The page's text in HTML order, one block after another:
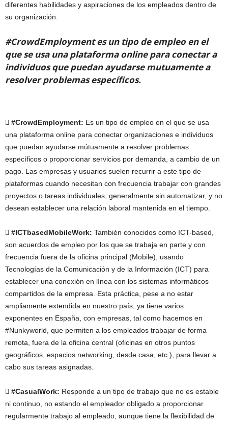
diferentes habilidades y aspiraciones de los empleados dentro de
su organización.
#CrowdEmployment es un tipo de empleo en el
que se usa una plataforma online para conectar a
individuos que puedan ayudarse mutuamente a
resolver problemas específicos.
 #CrowdEmployment: Es un tipo de empleo en el que se usa
una plataforma online para conectar organizaciones e individuos
que puedan ayudarse mútuamente a resolver problemas
específicos o proporcionar servicios por demanda, a cambio de un
pago. Las empresas y usuarios suelen recurrir a este tipo de
plataformas cuando necesitan con frecuencia trabajar con grandes
proyectos o tareas individuales, generalmente sin automatizar, y no
desean establecer una relación laboral mantenida en el tiempo.
 #ICTbasedMobileWork: También conocidos como ICT-based,
son acuerdos de empleo por los que se trabaja en parte y con
frecuencia fuera de la oficina principal (Mobile), usando
Tecnologías de la Comunicación y de la Información (ICT) para
establecer una conexión en línea con los sistemas informáticos
compartidos de la empresa. Esta práctica, pese a no estar
ampliamente extendida en nuestro país, ya tiene varios
exponentes en España, con empresas, tal como hacemos en
#Nunkyworld, que permiten a los empleados trabajar de forma
remota, fuera de la oficina central (oficinas en otros puntos
geográficos, espacios networking, desde casa, etc.), para llevar a
cabo sus tareas asignadas.
 #CasualWork: Responde a un tipo de trabajo que no es estable
ni continuo, no estando el empleador obligado a proporcionar
regularmente trabajo al empleado, aunque tiene la flexibilidad de